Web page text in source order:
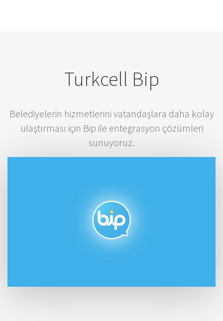
Turkcell Bip
Belediyelerin hizmetlerini vatandaşlara daha kolay
ulaştırması için Bip ile entegrasyon çözümleri
sunuyoruz.